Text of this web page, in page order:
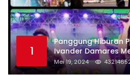
1
Panggung Hiburan
Ivander Damares
Warga Kejapanan
Mei 19, 2024